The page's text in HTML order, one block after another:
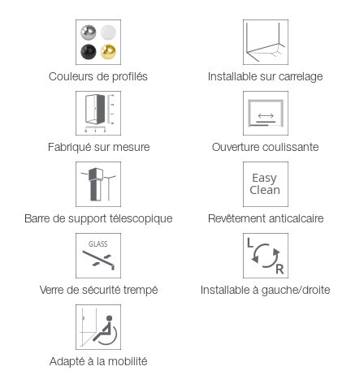
Couleurs de profilés Installable sur carrelage
Fabriqué sur mesure Ouverture coulissante
Barre de support télescopique Revêtement anticalcaire
Verre de sécurité trempé Installable à gauche/droite
Adapté à la mobilité